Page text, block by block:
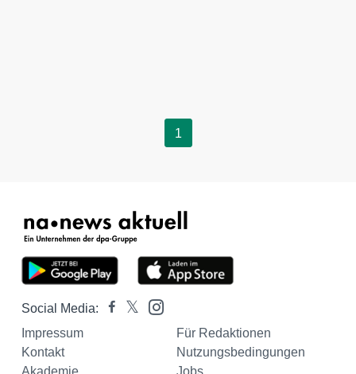
1
Social Media:
Impressum
Für Redaktionen
Kontakt
Nutzungsbedingungen
Akademie
Jobs